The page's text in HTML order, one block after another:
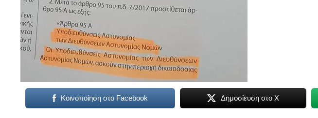
Κοινοποίηση στο Facebook Δημοσίευση στο X